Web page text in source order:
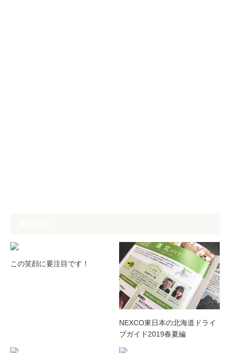
この笑顔に要注目です！
NEXCO東日本の北海道ドライ
ブガイド2019春夏編